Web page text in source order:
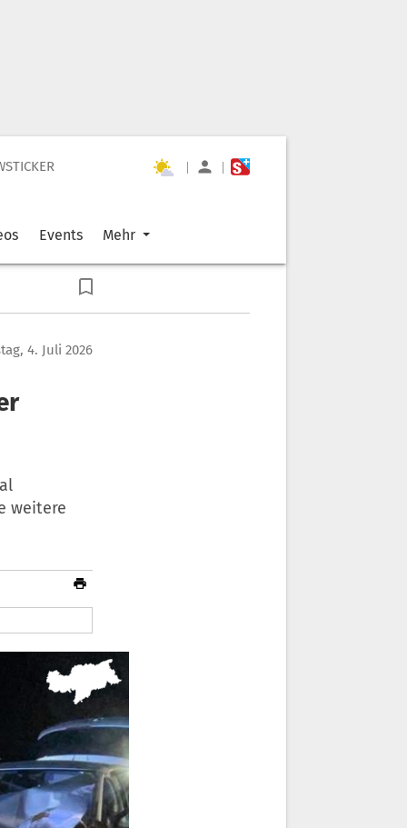
| |
Events Mehr
4. Juli 2026
weitere